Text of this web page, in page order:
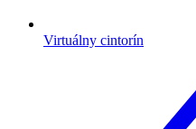
Virtuálny cintorín